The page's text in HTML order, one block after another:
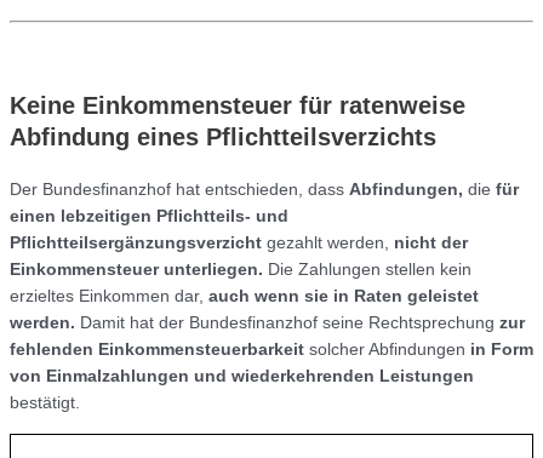
Keine Einkommensteuer für ratenweise
Abfindung eines Pflichtteilsverzichts
Der Bundesfinanzhof hat entschieden, dass Abfindungen, die für
einen lebzeitigen Pflichtteils- und
Pflichtteilsergänzungsverzicht gezahlt werden, nicht der
Einkommensteuer unterliegen. Die Zahlungen stellen kein
erzieltes Einkommen dar, auch wenn sie in Raten geleistet
werden. Damit hat der Bundesfinanzhof seine Rechtsprechung zur
fehlenden Einkommensteuerbarkeit solcher Abfindungen in Form
von Einmalzahlungen und wiederkehrenden Leistungen
bestätigt.